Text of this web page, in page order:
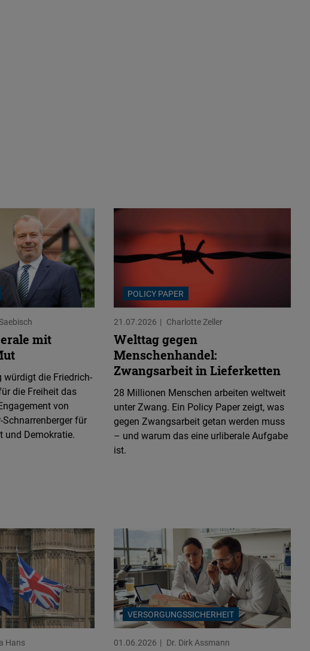
mit
die Friedrich-
die Freiheit das
von
für
und Demokratie.
POLICY PAPER
21.07.2026 Charlotte Zeller
Welttag gegen
Menschenhandel:
Zwangsarbeit in Lieferketten
28 Millionen Menschen arbeiten weltweit
unter Zwang. Ein Policy Paper zeigt, was
gegen Zwangsarbeit getan werden muss
– und warum das eine urliberale Aufgabe
ist.
Hans
VERSORGUNGSSICHERHEIT
01.06.2026 Dr. Dirk Assmann